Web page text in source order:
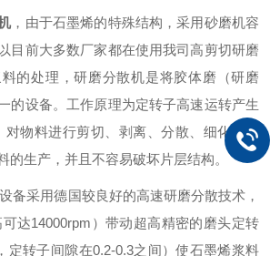
， 由于石墨烯的特殊结构，采用砂磨机容
目前大多数厂家都在使用我司高剪切研磨
的处理，研磨分散机是将胶体磨（研磨
的设备。工作原理为定转子高速运转产生
物料进行剪切、剥离、分散、细化。所
的生产，并且不容易破坏片层结构。
备采用德国较良好的高速研磨分散技术，
达14000rpm）带动超高精密的磨头定转
定转子间隙在0.2-0.3之间）使石墨烯浆料